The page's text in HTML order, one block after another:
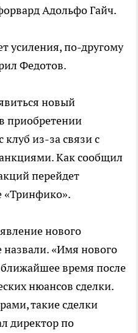
Адольфо Гайч.
усиления, по-другому
Федотов.
новый
приобретении
клуб из-за связи с
Как сообщил
перейдет
«Тринфико».
нового
назвали. «Имя нового
время после
нюансов сделки.
такие сделки
директор по